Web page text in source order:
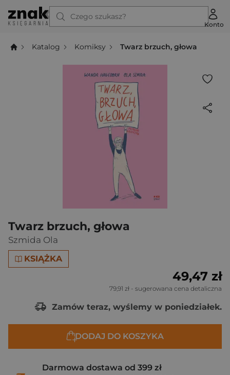
Czego szukasz?
Konto
Katalog Komiksy Twarz brzuch, głowa
Twarz brzuch, głowa
Szmida Ola
KSIĄŻKA
49,47 zł
79,91 zł - sugerowana cena detaliczna
Zamów teraz, wyślemy w poniedziałek.
DODAJ DO KOSZYKA
Darmowa dostawa od 399 zł